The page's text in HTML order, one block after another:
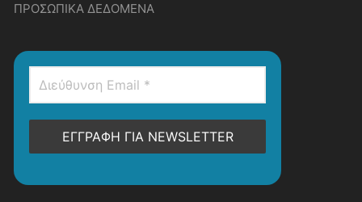
ΠΡΟΣΩΠΙΚΑ ΔΕΔΟΜΕΝΑ